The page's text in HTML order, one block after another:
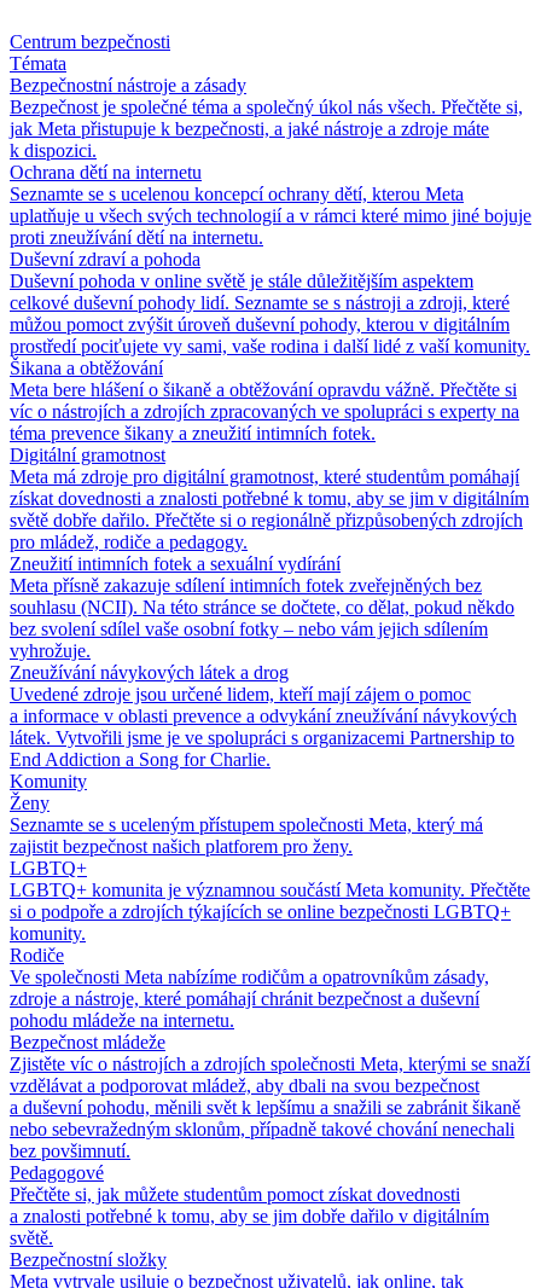
Centrum bezpečnosti
Témata
Bezpečnostní nástroje a zásady
Bezpečnost je společné téma a společný úkol nás všech. Přečtěte si,
jak Meta přistupuje k bezpečnosti, a jaké nástroje a zdroje máte
k dispozici.
Ochrana dětí na internetu
Seznamte se s ucelenou koncepcí ochrany dětí, kterou Meta
uplatňuje u všech svých technologií a v rámci které mimo jiné bojuje
proti zneužívání dětí na internetu.
Duševní zdraví a pohoda
Duševní pohoda v online světě je stále důležitějším aspektem
celkové duševní pohody lidí. Seznamte se s nástroji a zdroji, které
můžou pomoct zvýšit úroveň duševní pohody, kterou v digitálním
prostředí pociťujete vy sami, vaše rodina i další lidé z vaší komunity.
Šikana a obtěžování
Meta bere hlášení o šikaně a obtěžování opravdu vážně. Přečtěte si
víc o nástrojích a zdrojích zpracovaných ve spolupráci s experty na
téma prevence šikany a zneužití intimních fotek.
Digitální gramotnost
Meta má zdroje pro digitální gramotnost, které studentům pomáhají
získat dovednosti a znalosti potřebné k tomu, aby se jim v digitálním
světě dobře dařilo. Přečtěte si o regionálně přizpůsobených zdrojích
pro mládež, rodiče a pedagogy.
Zneužití intimních fotek a sexuální vydírání
Meta přísně zakazuje sdílení intimních fotek zveřejněných bez
souhlasu (NCII). Na této stránce se dočtete, co dělat, pokud někdo
bez svolení sdílel vaše osobní fotky – nebo vám jejich sdílením
vyhrožuje.
Zneužívání návykových látek a drog
Uvedené zdroje jsou určené lidem, kteří mají zájem o pomoc
a informace v oblasti prevence a odvykání zneužívání návykových
látek. Vytvořili jsme je ve spolupráci s organizacemi Partnership to
End Addiction a Song for Charlie.
Komunity
Ženy
Seznamte se s uceleným přístupem společnosti Meta, který má
zajistit bezpečnost našich platforem pro ženy.
LGBTQ+
LGBTQ+ komunita je významnou součástí Meta komunity. Přečtěte
si o podpoře a zdrojích týkajících se online bezpečnosti LGBTQ+
komunity.
Rodiče
Ve společnosti Meta nabízíme rodičům a opatrovníkům zásady,
zdroje a nástroje, které pomáhají chránit bezpečnost a duševní
pohodu mládeže na internetu.
Bezpečnost mládeže
Zjistěte víc o nástrojích a zdrojích společnosti Meta, kterými se snaží
vzdělávat a podporovat mládež, aby dbali na svou bezpečnost
a duševní pohodu, měnili svět k lepšímu a snažili se zabránit šikaně
nebo sebevražedným sklonům, případně takové chování nenechali
bez povšimnutí.
Pedagogové
Přečtěte si, jak můžete studentům pomoct získat dovednosti
a znalosti potřebné k tomu, aby se jim dobře dařilo v digitálním
světě.
Bezpečnostní složky
Meta vytrvale usiluje o bezpečnost uživatelů, jak online, tak